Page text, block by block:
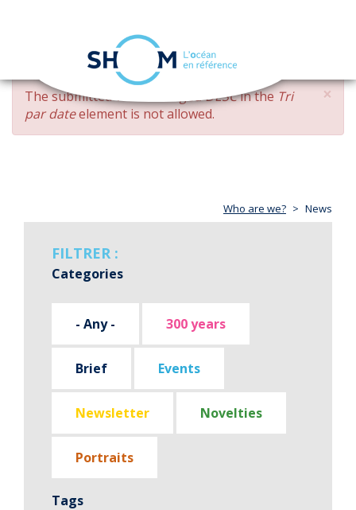
Skip
main
content
navigation
×
ERROR
MESSAGE
The submitted value changed DESCin the Tri
par dateelement is not allowed.
Who are we? News
FILTRER :
Categories
- Any - 300 years
Brief Events
Newsletter Novelties
Portraits
Tags